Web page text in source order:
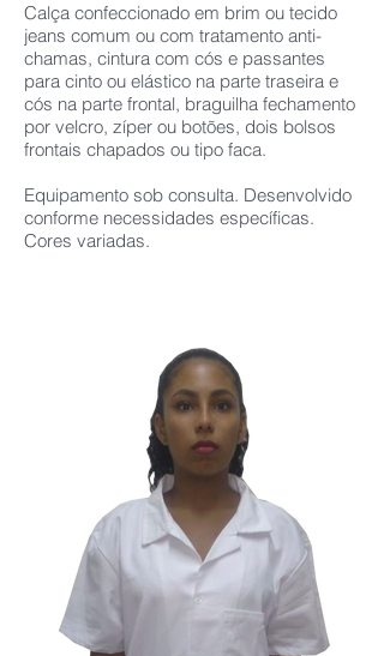
Calça confeccionado em brim ou tecido
jeans comum ou com tratamento anti-
chamas, cintura com cós e passantes
para cinto ou elástico na parte traseira e
cós na parte frontal, braguilha fechamento
por velcro, zíper ou botões, dois bolsos
frontais chapados ou tipo faca.
Equipamento sob consulta. Desenvolvido
conforme necessidades específicas.
Cores variadas.